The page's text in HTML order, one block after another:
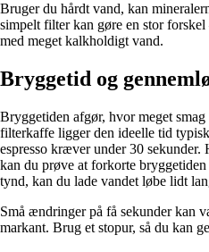
Bruger du hårdt vand, kan
simpelt filter kan gøre en stor
med meget kalkholdigt vand.
Bryggetid og
Bryggetiden afgør, hvor meget
filterkaffe ligger den ideelle tid
espresso kræver under 30
kan du prøve at forkorte
tynd, kan du lade vandet løbe lidt
Små ændringer på få sekunder kan
markant. Brug et stopur, så du kan